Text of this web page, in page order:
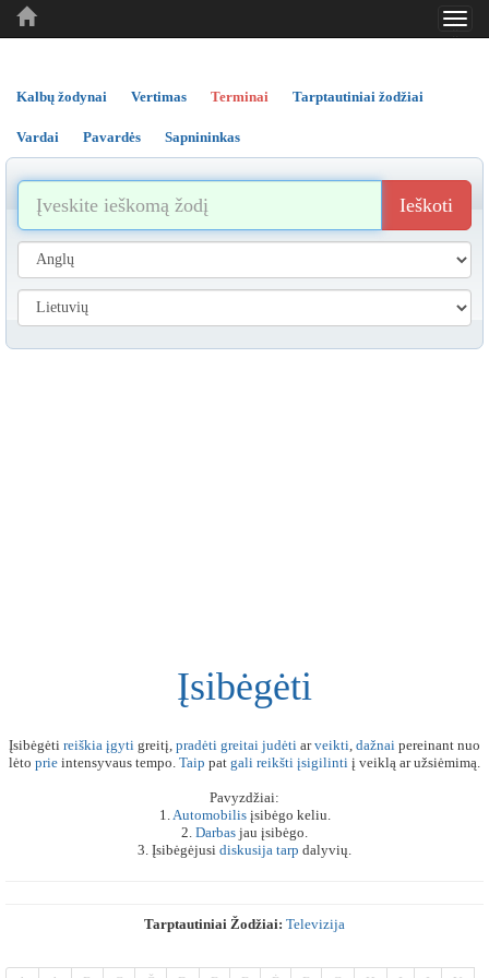
..
..
Kalbų žodynai Vertimas Terminai Tarptautiniai žodžiai
Vardai Pavardės Sapnininkas
Ieškoti
Įsibėgėti
Įsibėgėti reiškia įgyti greitį, pradėti greitai judėti arveikti, dažnai pereinant nuo
lėto prie intensyvaus tempo. Taip pat gali reikšti įsigilinti į veiklą ar užsiėmimą.
Pavyzdžiai:
1.Automobilisįsibėgo keliu.
2. Darbas jau įsibėgo.
3. Įsibėgėjusi diskusija tarp dalyvių.
Tarptautiniai Žodžiai: Televizija